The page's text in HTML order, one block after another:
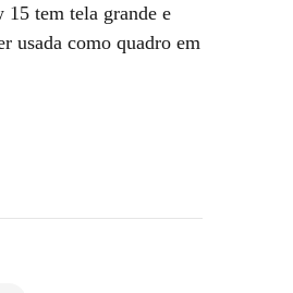
15 tem tela grande e
usada como quadro em